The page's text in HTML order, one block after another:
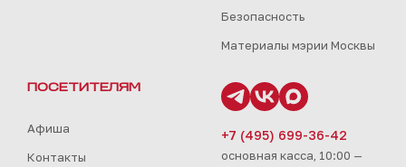
Безопасность
Материалы мэрии Москвы
ПОСЕТИТЕЛЯМ
Афиша
Контакты
+7 (495) 699-36-42
основная касса, 10:00 —